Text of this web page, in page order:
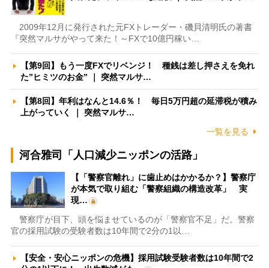
2009年12月に発行された元FXトレーダー・磯貝清明氏の著書
『突然マルサがやって来た！～FXで10億円稼い…
【第9回】もう一度FXでリベンジ！ 種銭は差し押さえを免れ
た”ヒミツのお金” ｜ 突然マルサ…
【第8回】年利はなんと14.6％！ 毎日5万円超の延滞税が積み
上がっていく ｜ 突然マルサ…
一覧を見る
河合雅司「人口減少ニッポンの活路」
【「警察官離れ」に歯止めはかかるか？】警察庁
が本気で取り組む「警察組織の構造改革」 実
現…
警察庁が目下、頭を悩ませているのが「警察官不足」だ。警察
官の採用試験の受験者数は10年間で2分の1以…
【安全・安心ニッポンの危機】採用試験受験者数は10年間で2